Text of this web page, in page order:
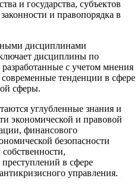
и государства, субъектов
и правопорядка в
дисциплинами
дисциплины по
с учетом мнения
тенденции в сфере
сферы.
углубленные знания и
экономической и правовой
финансового
безопасности
в сфере
управления.